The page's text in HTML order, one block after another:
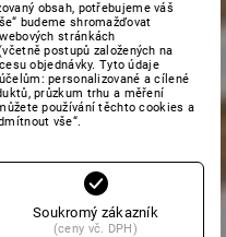
obsah, potřebujeme váš
budeme shromažďovat
stránkách
postupů založených na
objednávky. Tyto údaje
personalizované a cílené
průzkum trhu a měření
používání těchto cookies a
vše“.
Soukromý zákazník
(ceny vč. DPH)